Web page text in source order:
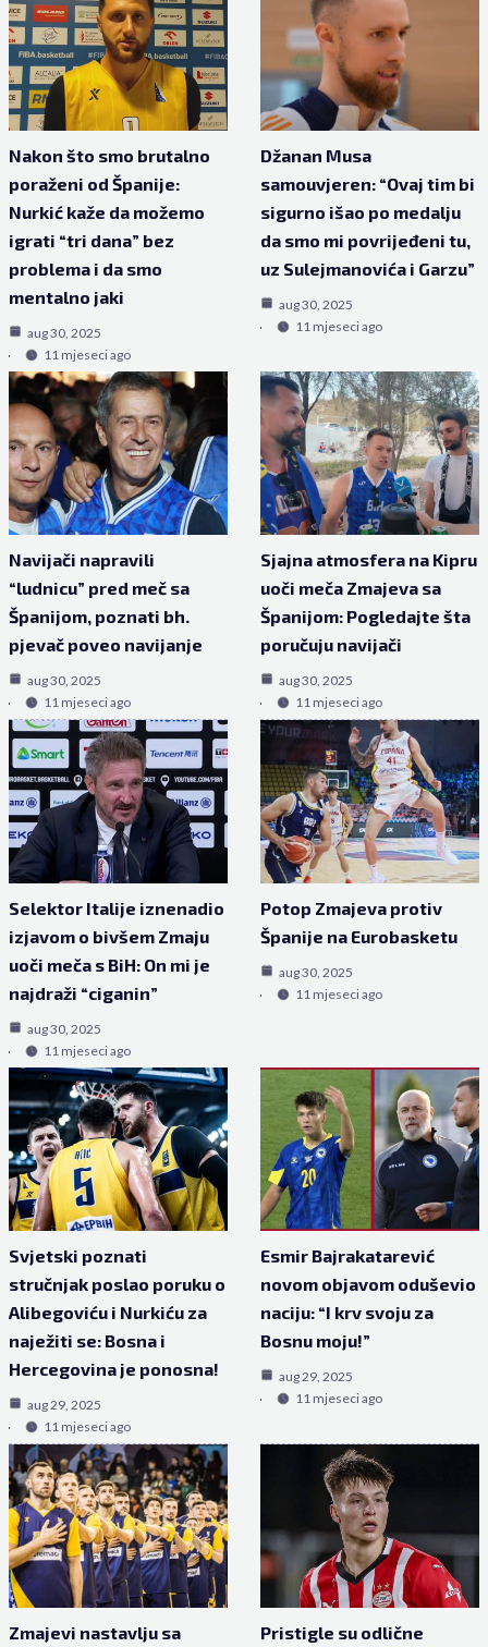
Nakon što smo brutalno
poraženi od Španije:
Nurkić kaže da možemo
igrati “tri dana” bez
problema i da smo
mentalno jaki
aug 30, 2025
11 mjeseci ago
Džanan Musa
samouvjeren: “Ovaj tim bi
sigurno išao po medalju
da smo mi povrijeđeni tu,
uz Sulejmanovića i Garzu”
aug 30, 2025
11 mjeseci ago
Navijači napravili
“ludnicu” pred meč sa
Španijom, poznati bh.
pjevač poveo navijanje
aug 30, 2025
11 mjeseci ago
Sjajna atmosfera na Kipru
uoči meča Zmajeva sa
Španijom: Pogledajte šta
poručuju navijači
aug 30, 2025
11 mjeseci ago
Selektor Italije iznenadio
izjavom o bivšem Zmaju
uoči meča s BiH: On mi je
najdraži “ciganin”
aug 30, 2025
11 mjeseci ago
Potop Zmajeva protiv
Španije na Eurobasketu
aug 30, 2025
11 mjeseci ago
Svjetski poznati
stručnjak poslao poruku o
Alibegoviću i Nurkiću za
naježiti se: Bosna i
Hercegovina je ponosna!
aug 29, 2025
11 mjeseci ago
Esmir Bajrakatarević
novom objavom oduševio
naciju: “I krv svoju za
Bosnu moju!”
aug 29, 2025
11 mjeseci ago
Zmajevi nastavlju sa Pristigle su odlične